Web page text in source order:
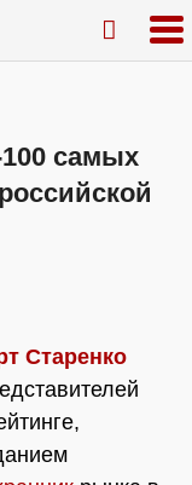
самых
Старенко